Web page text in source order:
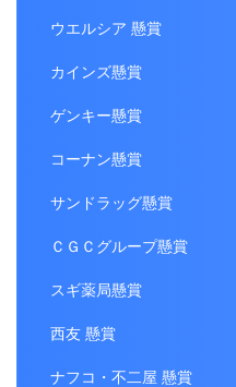
ウエルシア 懸賞
カインズ懸賞
ゲンキー懸賞
コーナン懸賞
サンドラッグ懸賞
ＣＧＣグループ懸賞
スギ薬局懸賞
西友 懸賞
ナフコ・不二屋 懸賞